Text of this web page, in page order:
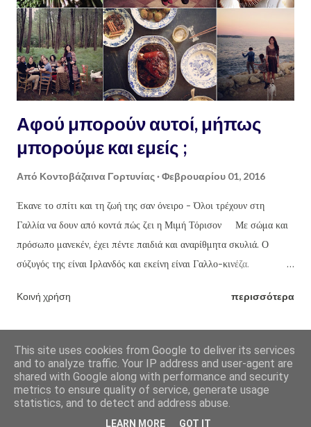
αμμωνία (15 γραμ), ξύσμα απο 1 πορτοκάλι, 1 κιλό και κάτι (περί την
μισή κούπα) αλεύρι. Χτυπάμε όλα τα υλικά, (εκτός το αλεύρι), και
στο τέλος ...
Αφού μπορούν αυτοί, μήπως
μπορούμε και εμείς ;
Από Κοντοβάζαινα Γορτυνίας Φεβρουαρίου 01, 2016
Έκανε το σπίτι και τη ζωή της σαν όνειρο - Όλοι τρέχουν στη
Γαλλία να δουν από κοντά πώς ζει η Μιμή Τόρισον Με σώμα και
πρόσωπο μανεκέν, έχει πέντε παιδιά και αναρίθμητα σκυλιά. Ο
σύζυγός της είναι Ιρλανδός και εκείνη είναι Γαλλο-κινέζα.
μετέτρεψε τη ζωή τους σε τέχνη. Το σπίτι, τα παιδιά της, τα σκυλιά
αισθητικής στα αγγλικά με τον
Κοινή χρήση περισσότερα
ΠΕΡΙΣΣΌΤΕΡΕΣ ΑΝΑΡΤΉΣΕΙΣ
Από το Blogger
This site uses cookies from Google to deliver its services
and to analyze traffic. Your IP address and user-agent are
shared with Google along with performance and security
metrics to ensure quality of service, generate usage
statistics, and to detect and address abuse.
LEARN MORE GOT IT